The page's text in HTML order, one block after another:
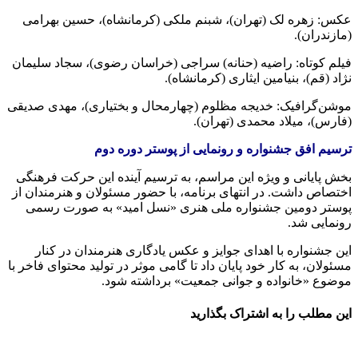
عکس: زهره لک (تهران)، شبنم ملکی (کرمانشاه)، حسین بهرامی
(مازندران).
فیلم کوتاه: راضیه (حنانه) سراجی (خراسان رضوی)، سجاد سلیمان
نژاد (قم)، بنیامین ایثاری (کرمانشاه).
موشن‌گرافیک: خدیجه مظلوم (چهارمحال و بختیاری)، مهدی صدیقی
(فارس)، میلاد محمدی (تهران).
ترسیم افق جشنواره و رونمایی از پوستر دوره دوم
بخش پایانی و ویژه این مراسم، به ترسیم آینده این حرکت فرهنگی
اختصاص داشت. در انتهای برنامه، با حضور مسئولان و هنرمندان از
پوستر دومین جشنواره ملی هنری «نسل امید» به صورت رسمی
رونمایی شد.
این جشنواره با اهدای جوایز و عکس یادگاری هنرمندان در کنار
مسئولان، به کار خود پایان داد تا گامی موثر در تولید محتوای فاخر با
موضوع «خانواده و جوانی جمعیت» برداشته شود.
این مطلب را به اشتراک بگذارید